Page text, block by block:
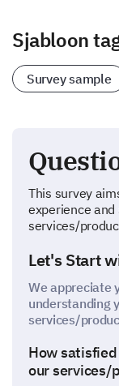
Sjabloon
Survey sample
This survey
experience
services/
Let's Start
We appreciate
understanding
services/
How
our services/